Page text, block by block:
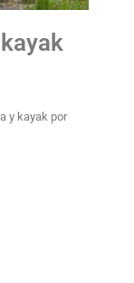
y kayak por